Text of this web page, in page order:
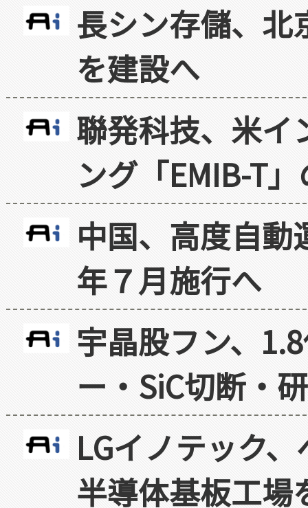
長シン存儲、北
を建設へ
聯発科技、米イ
ング「EMIB-T
中国、高度自
年７月施行へ
宇晶股フン、
ー・SiC切断・
LGイノテック
半導体基板工場